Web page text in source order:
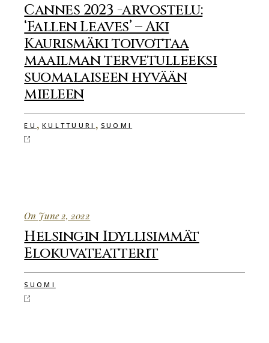
Cannes 2023 -arvostelu:
‘Fallen Leaves’ – Aki
Kaurismäki toivottaa
maailman tervetulleeksi
suomalaiseen hyvään
mieleen
EU , KULTTUURI , SUOMI
On June 2, 2022
Helsingin Idyllisimmät
Elokuvateatterit
SUOMI